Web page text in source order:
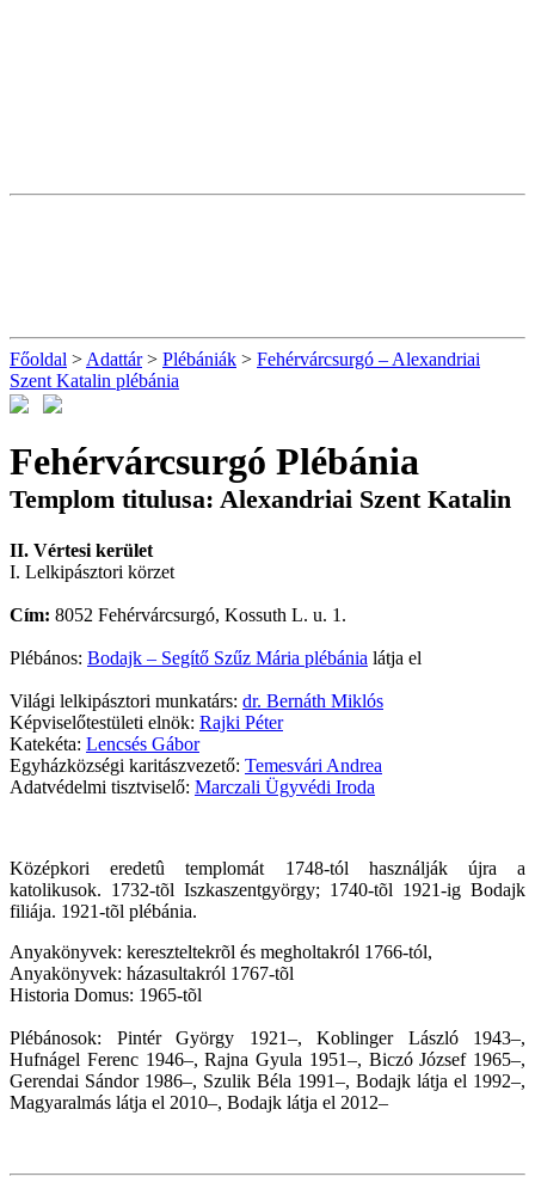
Főoldal > Adattár> Plébániák > Fehérvárcsurgó – Alexandriai
Szent Katalin plébánia
Fehérvárcsurgó Plébánia
Templom titulusa: Alexandriai Szent Katalin
II. Vértesi kerület
I. Lelkipásztori körzet
Cím: 8052 Fehérvárcsurgó, Kossuth L. u. 1.
Plébános: Bodajk – Segítő Szűz Mária plébánia látja el
Világi lelkipásztori munkatárs: dr. Bernáth Miklós
Képviselőtestületi elnök: Rajki Péter
Katekéta: Lencsés Gábor
Egyházközségi karitászvezető: Temesvári Andrea
Adatvédelmi tisztviselő: Marczali Ügyvédi Iroda
Középkori eredetû templomát 1748-tól használják újra a
katolikusok. 1732-tõl Iszkaszentgyörgy; 1740-tõl 1921-ig Bodajk
filiája. 1921-tõl plébánia.
Anyakönyvek: kereszteltekrõl és megholtakról 1766-tól,
Anyakönyvek: házasultakról 1767-tõl
Historia Domus: 1965-tõl
Plébánosok: Pintér György 1921–, Koblinger László 1943–,
Hufnágel Ferenc 1946–, Rajna Gyula 1951–, Biczó József 1965–,
Gerendai Sándor 1986–, Szulik Béla 1991–, Bodajk látja el 1992–,
Magyaralmás látja el 2010–, Bodajk látja el 2012–